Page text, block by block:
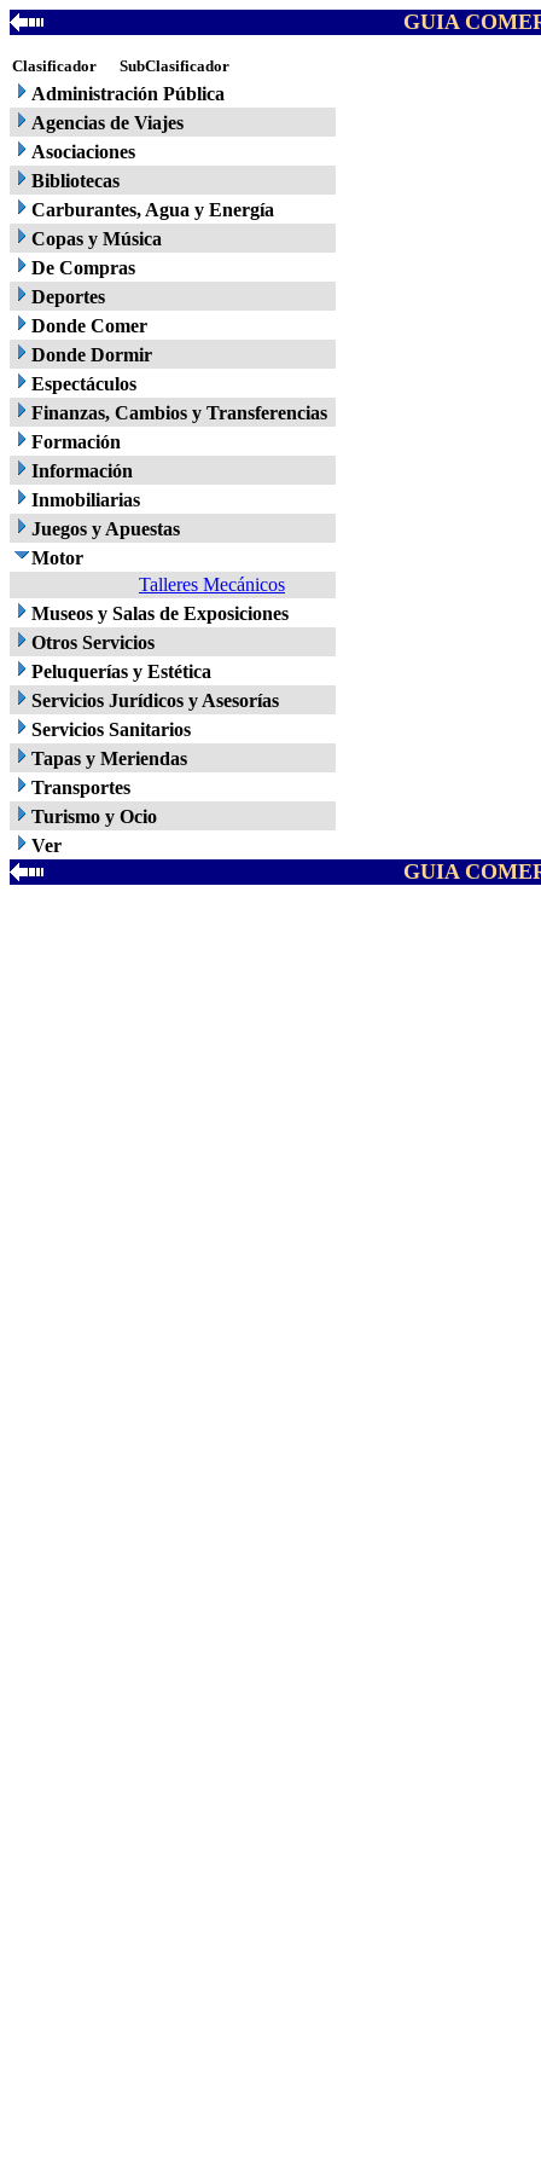
GUIA
Clasificador SubClasificador
Administración Pública
Agencias de Viajes
Asociaciones
Bibliotecas
Carburantes, Agua y Energía
Copas y Música
De Compras
Deportes
Donde Comer
Donde Dormir
Espectáculos
Finanzas, Cambios y Transferencias
Formación
Información
Inmobiliarias
Juegos y Apuestas
Motor
Talleres Mecánicos
Museos y Salas de Exposiciones
Otros Servicios
Peluquerías y Estética
Servicios Jurídicos y Asesorías
Servicios Sanitarios
Tapas y Meriendas
Transportes
Turismo y Ocio
Ver
GUIA